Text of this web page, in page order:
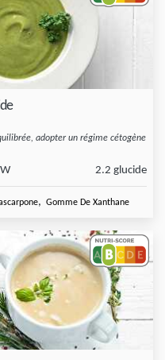
adopter un régime cétogène
2.2 glucide
, Gomme De Xanthane